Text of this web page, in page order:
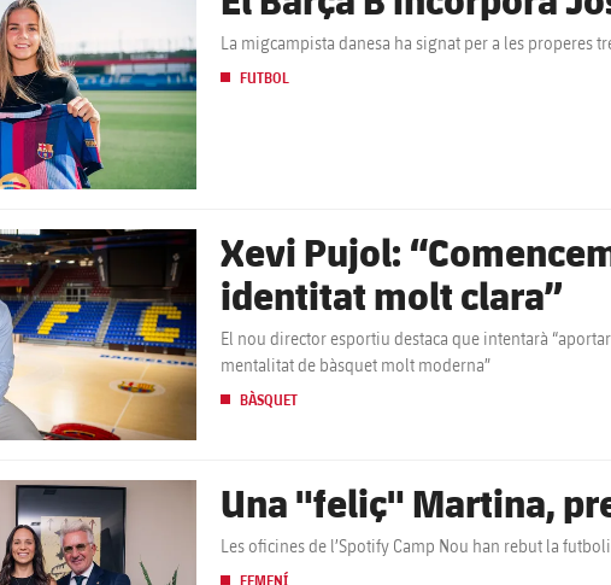
La migcampista danesa ha signat per a les properes
FUTBOL
Xevi Pujol:
identitat molt clara”
El nou director esportiu destaca que intentarà
mentalitat de bàsquet molt moderna”
BÀSQUET
Una "feliç" Martina,
Les oficines de l’Spotify Camp Nou han rebut la
FEMENÍ